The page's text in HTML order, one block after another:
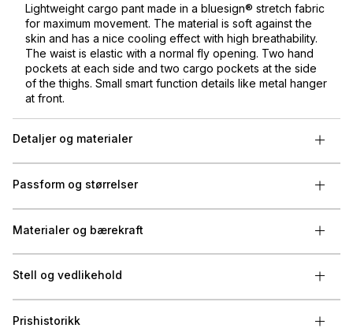
Lightweight cargo pant made in a bluesign® stretch fabric
for maximum movement. The material is soft against the
skin and has a nice cooling effect with high breathability.
The waist is elastic with a normal fly opening. Two hand
pockets at each side and two cargo pockets at the side
of the thighs. Small smart function details like metal hanger
at front.
Detaljer og materialer
Passform og størrelser
Materialer og bærekraft
Stell og vedlikehold
Prishistorikk